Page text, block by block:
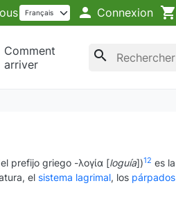
 Connexion shopping_cart
Comment
arriver
search
prefijo griego -λογία [loguía])12 es la
el sistema lagrimal, los párpados